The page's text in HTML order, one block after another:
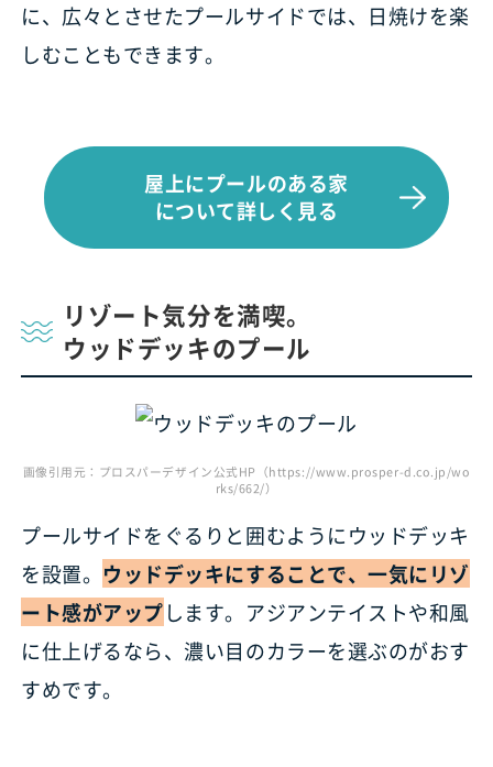
に、広々とさせたプールサイドでは、日焼けを楽
しむこともできます。
屋上にプールのある家
について詳しく見る
リゾート気分を満喫。
ウッドデッキのプール
画像引用元：プロスパーデザイン公式HP（https://www.prosper-d.co.jp/wo
rks/662/）
プールサイドをぐるりと囲むようにウッドデッキ
を設置。 ウッドデッキにすることで、一気にリゾ
ート感がアップします。アジアンテイストや和風
に仕上げるなら、濃い目のカラーを選ぶのがおす
すめです。